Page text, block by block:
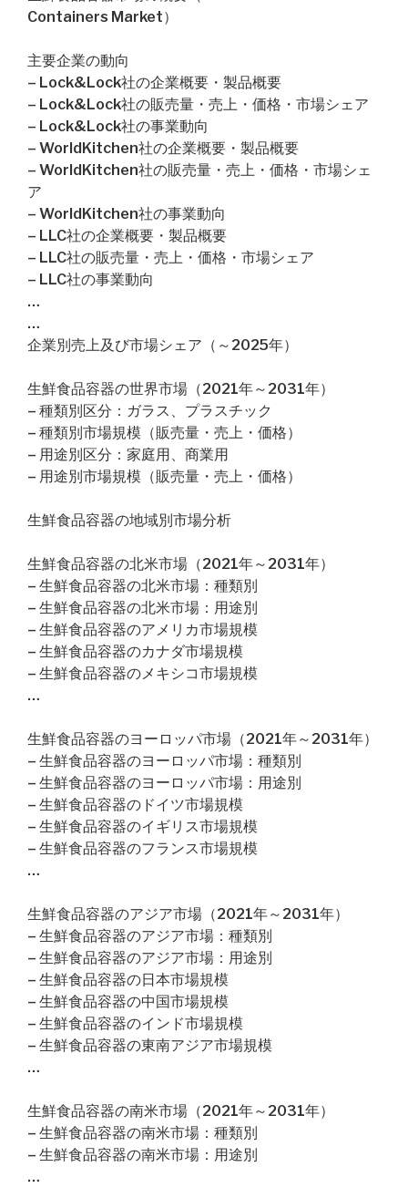
Containers Market）
主要企業の動向
– Lock&Lock社の企業概要・製品概要
– Lock&Lock社の販売量・売上・価格・市場シェア
– Lock&Lock社の事業動向
– WorldKitchen社の企業概要・製品概要
– WorldKitchen社の販売量・売上・価格・市場シェ
ア
– WorldKitchen社の事業動向
– LLC社の企業概要・製品概要
– LLC社の販売量・売上・価格・市場シェア
– LLC社の事業動向
…
…
企業別売上及び市場シェア（～2025年）
生鮮食品容器の世界市場（2021年～2031年）
– 種類別区分：ガラス、プラスチック
– 種類別市場規模（販売量・売上・価格）
– 用途別区分：家庭用、商業用
– 用途別市場規模（販売量・売上・価格）
生鮮食品容器の地域別市場分析
生鮮食品容器の北米市場（2021年～2031年）
– 生鮮食品容器の北米市場：種類別
– 生鮮食品容器の北米市場：用途別
– 生鮮食品容器のアメリカ市場規模
– 生鮮食品容器のカナダ市場規模
– 生鮮食品容器のメキシコ市場規模
…
生鮮食品容器のヨーロッパ市場（2021年～2031年）
– 生鮮食品容器のヨーロッパ市場：種類別
– 生鮮食品容器のヨーロッパ市場：用途別
– 生鮮食品容器のドイツ市場規模
– 生鮮食品容器のイギリス市場規模
– 生鮮食品容器のフランス市場規模
…
生鮮食品容器のアジア市場（2021年～2031年）
– 生鮮食品容器のアジア市場：種類別
– 生鮮食品容器のアジア市場：用途別
– 生鮮食品容器の日本市場規模
– 生鮮食品容器の中国市場規模
– 生鮮食品容器のインド市場規模
– 生鮮食品容器の東南アジア市場規模
…
生鮮食品容器の南米市場（2021年～2031年）
– 生鮮食品容器の南米市場：種類別
– 生鮮食品容器の南米市場：用途別
…